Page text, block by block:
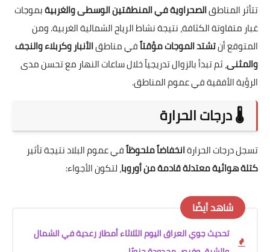
تتأثر المناطقالصحراوية في المنطقتين الوسطى والغربيةبموجات
غبار متفاوتة الكثافة، نتيجة نشاط الرياح الشمالية الغربية. ومن
المتوقع أنتشتد الموجات مؤقتاًفي مناطقالأنبار وكربلاء والنجف
والمثنى، ثم تبدأ بالزوال تدريجياً خلال ساعات النهار مع تحسن مدى
الرؤية الأفقية في عموم المناطق.
🌡️ درجات الحرارة
تسجل درجات الحرارةانخفاضاً ملحوظاًفي عموم البلاد نتيجة تأثير
كتلة هوائية معتدلة قادمة من أوروبا، لتكون الأجواء:
شاهد أيضًا
تحديث جوي العراق اليوم الثلاثاء أمطار رعدية في الشمال